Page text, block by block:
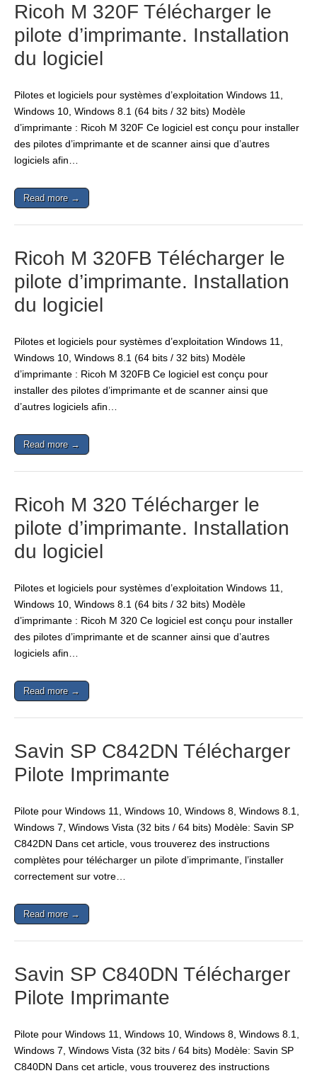
Ricoh M 320F Télécharger le
pilote d’imprimante. Installation
du logiciel
Pilotes et logiciels pour systèmes d’exploitation Windows 11,
Windows 10, Windows 8.1 (64 bits / 32 bits) Modèle
d’imprimante : Ricoh M 320F Ce logiciel est conçu pour installer
des pilotes d’imprimante et de scanner ainsi que d’autres
logiciels afin…
Read more →
Ricoh M 320FB Télécharger le
pilote d’imprimante. Installation
du logiciel
Pilotes et logiciels pour systèmes d’exploitation Windows 11,
Windows 10, Windows 8.1 (64 bits / 32 bits) Modèle
d’imprimante : Ricoh M 320FB Ce logiciel est conçu pour
installer des pilotes d’imprimante et de scanner ainsi que
d’autres logiciels afin…
Read more →
Ricoh M 320 Télécharger le
pilote d’imprimante. Installation
du logiciel
Pilotes et logiciels pour systèmes d’exploitation Windows 11,
Windows 10, Windows 8.1 (64 bits / 32 bits) Modèle
d’imprimante : Ricoh M 320 Ce logiciel est conçu pour installer
des pilotes d’imprimante et de scanner ainsi que d’autres
logiciels afin…
Read more →
Savin SP C842DN Télécharger
Pilote Imprimante
Pilote pour Windows 11, Windows 10, Windows 8, Windows 8.1,
Windows 7, Windows Vista (32 bits / 64 bits) Modèle: Savin SP
C842DN Dans cet article, vous trouverez des instructions
complètes pour télécharger un pilote d’imprimante, l’installer
correctement sur votre…
Read more →
Savin SP C840DN Télécharger
Pilote Imprimante
Pilote pour Windows 11, Windows 10, Windows 8, Windows 8.1,
Windows 7, Windows Vista (32 bits / 64 bits) Modèle: Savin SP
C840DN Dans cet article, vous trouverez des instructions